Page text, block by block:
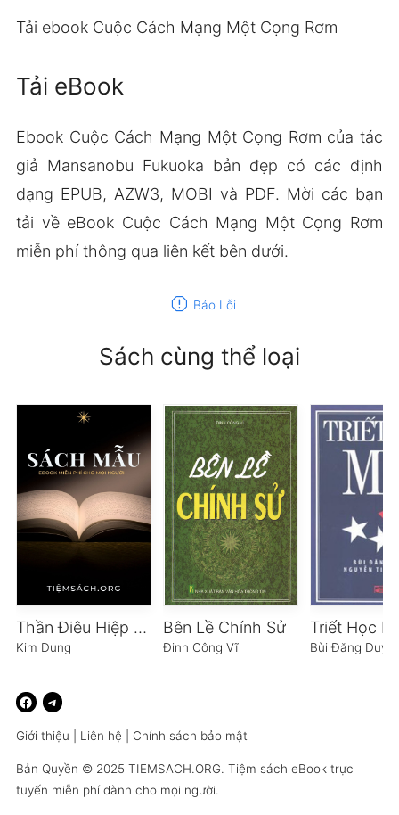
Tải ebook Cuộc Cách Mạng Một Cọng Rơm
Tải eBook
Ebook Cuộc Cách Mạng Một Cọng Rơm của tác
giả Mansanobu Fukuoka bản đẹp có các định
dạng EPUB, AZW3, MOBI và PDF. Mời các bạn
tải về eBook Cuộc Cách Mạng Một Cọng Rơm
miễn phí thông qua liên kết bên dưới.
report Báo Lỗi
Sách cùng thể loại
Thần Điêu Hiệp Lữ
Kim Dung
Bên Lề Chính Sử
Đinh Công Vĩ
Triết Học
Bùi Đăng Duy
Giới thiệu Liên hệ Chính sách bảo mật
Bản Quyền © 2025 TIEMSACH.ORG. Tiệm sách eBook trực
tuyến miễn phí dành cho mọi người.